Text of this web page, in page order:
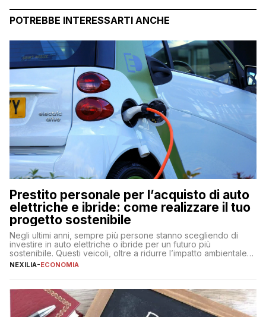
POTREBBE INTERESSARTI ANCHE
Prestito personale per l’acquisto di auto
elettriche e ibride: come realizzare il tuo
progetto sostenibile
Negli ultimi anni, sempre più persone stanno scegliendo di
investire in auto elettriche o ibride per un futuro più
sostenibile. Questi veicoli, oltre a ridurre l’impatto ambientale,
offrono vantaggi economici a lungo termine, come minori costi
fare se non […]
NEXILIA-ECONOMIA